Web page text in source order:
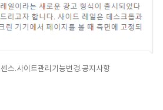
스.사이트관리기능변경.공지사항